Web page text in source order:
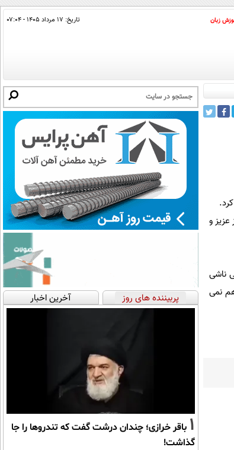
زبان تاریخ: ۱۷ مرداد ۱۴۰۵ - ۰۷:۰۴
و
ناشی
نمی
پربیننده های روز آخرین اخبار
1 باقر خرازی؛ چندان درشت گفت که تندروها را جا
گذاشت!